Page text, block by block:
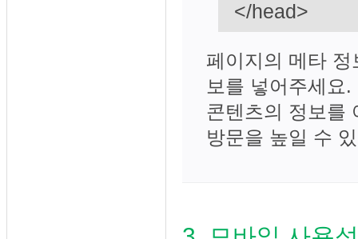
</head>
페이지의 메타
보를 넣어주세요
콘텐츠의 정보를
방문을 높일 수